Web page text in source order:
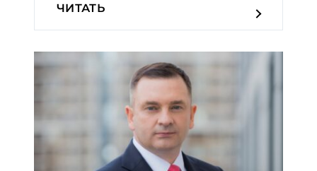
ЧИТАТЬ